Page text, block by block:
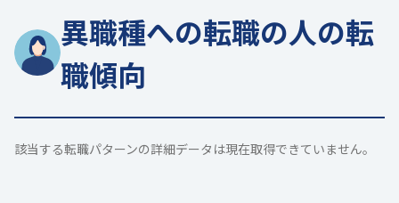
異職種への転職の人の転
職傾向
該当する転職パターンの詳細データは現在取得できていません。